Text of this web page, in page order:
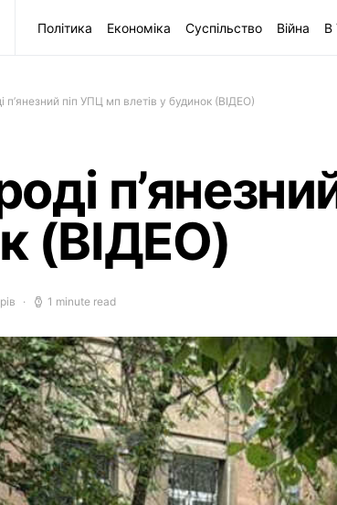
Політика Економіка Суспільство Війна В
п’янезний піп УПЦ мп влетів у будинок (ВІДЕО)
(ВІДЕО)
1 minute read